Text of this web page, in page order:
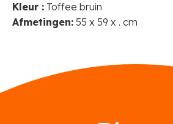
Kleur : Toffee bruin
Afmetingen: 55 x 59 x . cm